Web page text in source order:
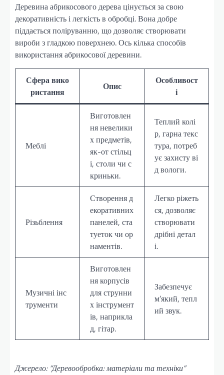
Деревина абрикосового дерева цінується за свою
декоративність і легкість в обробці. Вона добре
піддається поліруванню, що дозволяє створювати
вироби з гладкою поверхнею. Ось кілька способів
використання абрикосової деревини.
Сфера вико
ристання
Опис
Особливост
і
Меблі
Виготовлен
ня невелики
х предметів,
як-от стільц
і, столи чи с
криньки.
Теплий колі
р, гарна текс
тура, потреб
ує захисту ві
д вологи.
Різьблення
Створення д
екоративних
панелей, ста
туеток чи ор
наментів.
Легко ріжеть
ся, дозволяє
створювати
дрібні детал
і.
Музичні інс
трументи
Виготовлен
ня корпусів
для струнни
х інструмент
ів, наприкла
д, гітар.
Забезпечує
м’який, тепл
ий звук.
Джерело: “Деревообробка: матеріали та техніки”